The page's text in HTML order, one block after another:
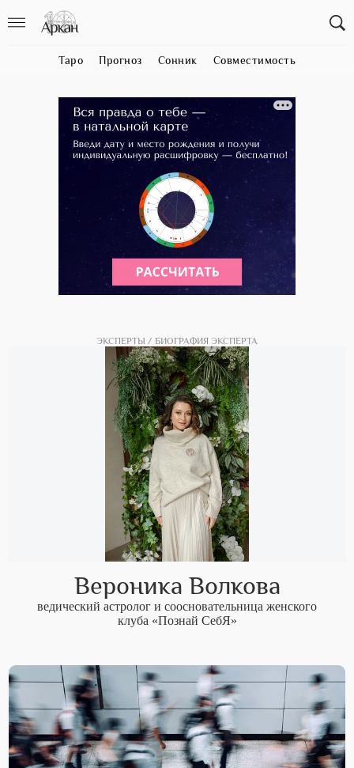
Таро Прогноз Сонник Совместимость
ЭКСПЕРТЫ БИОГРАФИЯ ЭКСПЕРТА
Вероника Волкова
ведический астролог и соосновательница женского
клуба «Познай СебЯ»